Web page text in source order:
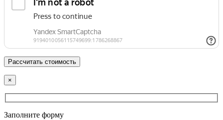
×
Заполните форму